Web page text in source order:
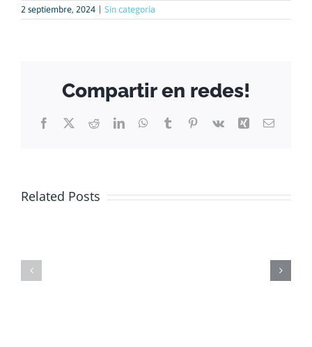
2 septiembre, 2024 Sin categoría
Compartir en redes!
Facebook
X RedditLinkedInWhatsApp
TumblrPinterest
Vk Xing Email
Related PostsFormulario
grupos